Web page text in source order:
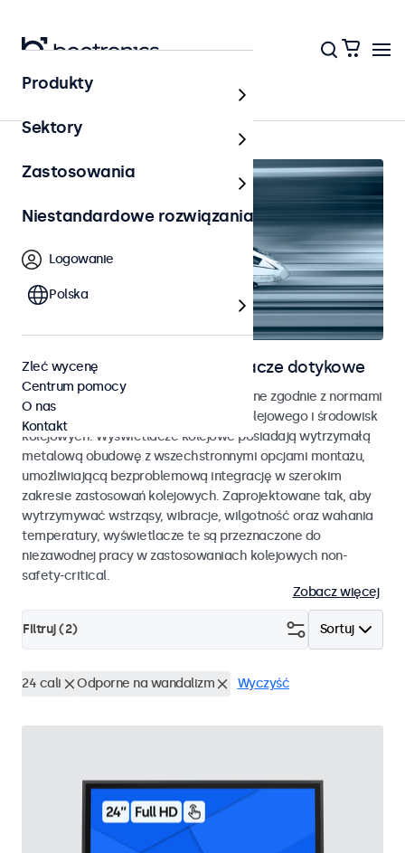
Kolejnictwo
Monitory kolejowe i wyświetlacze dotykowe
Monitory i ekrany dotykowe opracowane zgodnie z normami
EN 50155 oraz EN 45545-2 dla taboru kolejowego i środowisk
kolejowych. Wyświetlacze kolejowe posiadają wytrzymałą
metalową obudowę z wszechstronnymi opcjami montażu,
umożliwiającą bezproblemową integrację w szerokim
zakresie zastosowań kolejowych. Zaprojektowane tak, aby
wytrzymywać wstrząsy, wibracje, wilgotność oraz wahania
temperatury, wyświetlacze te są przeznaczone do
niezawodnej pracy w zastosowaniach kolejowych non-
safety-critical.
Zobacz więcej
Sortuj
Filtruj (2)
24 cali Odporne na wandalizm Wyczyść
Produkty
Sektory
Zastosowania
Niestandardowe rozwiązania
Logowanie
Polska
Zleć wycenę
Centrum pomocy
O nas
Kontakt